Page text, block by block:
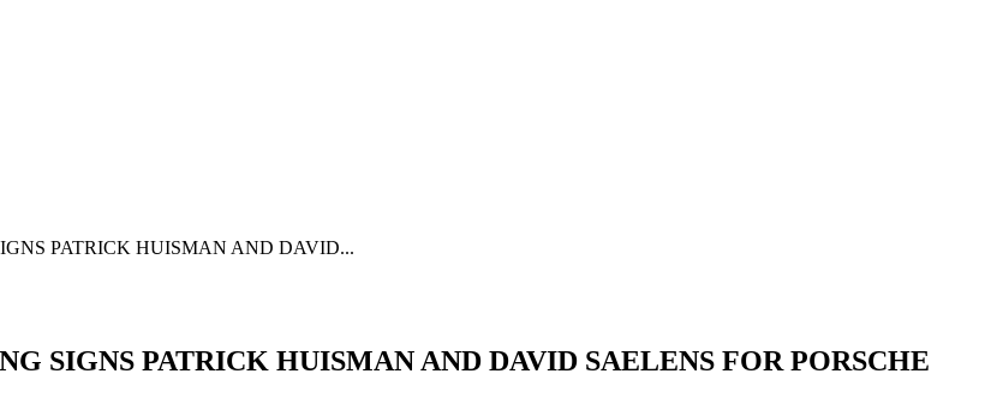
PATRICK HUISMAN AND DAVID...
SIGNS PATRICK HUISMAN AND DAVID SAELENS FOR PORSCHE